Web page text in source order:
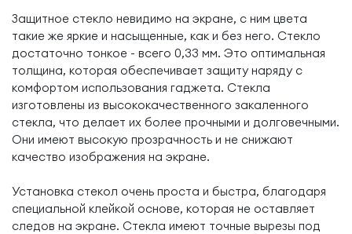
Защитное стекло невидимо на экране, с ним цвета
такие же яркие и насыщенные, как и без него. Стекло
достаточно тонкое - всего 0,33 мм. Это оптимальная
толщина, которая обеспечивает защиту наряду с
комфортом использования гаджета. Стекла
изготовлены из высококачественного закаленного
стекла, что делает их более прочными и долговечными.
Они имеют высокую прозрачность и не снижают
качество изображения на экране.
Установка стекол очень проста и быстра, благодаря
специальной клейкой основе, которая не оставляет
следов на экране. Стекла имеют точные вырезы под